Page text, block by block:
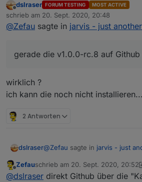
beim Hinzufügen von
nun ein Fehler erscheinen,
positionfehlt.
Einstellungen individualisiert
und sich nicht "tot" laden
Könntest du die drei Punkte
Danke dir!
Offline
dslraser FORUM TESTING MOST ACTIVE
schrieb am 20. Sept. 2020, 20:48
zuletzt editiert von
@Zefau sagte in jarvis - just
gerade die v1.0.0-rc.8 auf Github
wirklich ?
ich kann die noch nicht
2 Antworten
dslraser@Zefau sagte in jarvis - just
gerade die v1.0.0-rc.8 auf
Offline
Zefauschrieb am 20. Sept. 2020, 20:52
zuletzt editiert von Zefau
@dslraser direkt Github über die